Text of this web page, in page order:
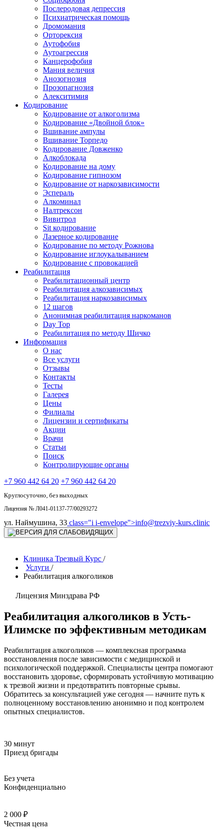
Послеродовая депрессия
Психиатрическая помощь
Дромомания
Орторексия
Аутофобия
Аутоагрессия
Канцерофобия
Мания величия
Анозогнозия
Прозопагнозия
Алекситимия
Кодирование
Кодирование от алкоголизма
Кодирование «Двойной блок»
Вшивание ампулы
Вшивание Торпедо
Кодирование Довженко
Алкоблокада
Кодирование на дому
Кодирование гипнозом
Кодирование от наркозависимости
Эспераль
Алкоминал
Налтрексон
Вивитрол
Sit кодирование
Лазерное кодирование
Кодирование по методу Рожнова
Кодирование иглоукалыванием
Кодирование с провокацией
Реабилитация
Реабилитационный центр
Реабилитация алкозависимых
Реабилитация наркозависимых
12 шагов
Анонимная реабилитация наркоманов
Day Top
Реабилитация по методу Шичко
Информация
О нас
Все услуги
Отзывы
Контакты
Тесты
Галерея
Цены
Филиалы
Лицензии и сертификаты
Акции
Врачи
Статьи
Поиск
Контролирующие органы
+7 960 442 64 20 +7 960 442 64 20
Круглосуточно, без выходных
Лицензия № Л041-01137-77/00293272
ул. Наймушина, 33 class="i i-envelope">info@trezviy-kurs.clinic
Клиника Трезвый Курс /
Услуги /
Реабилитация алкоголиков
Лицензия Минздрава РФ
Реабилитация алкоголиков в Усть-
Илимске по эффективным методикам
Реабилитация алкоголиков — комплексная программа
восстановления после зависимости с медицинской и
психологической поддержкой. Специалисты центра помогают
восстановить здоровье, сформировать устойчивую мотивацию
к трезвой жизни и предотвратить повторные срывы.
Обратитесь за консультацией уже сегодня — начните путь к
полноценному восстановлению анонимно и под контролем
опытных специалистов.
30 минут
Приезд бригады
Без учета
Конфиденциально
2 000 ₽
Честная цена